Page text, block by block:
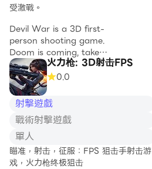
屍射擊並殺死它
從死去的敵人身上
賺取金幣，並用有
趣的服裝定制你的
英雄。
發現事件：單人奔
跑、無盡或金錢奔
波。
我們在戰場上等你
來一場偉大的冒
who loves Tank
Shooter 8-bit
(City in 1990)
with pixel art,
game boy,
handheld
games, mini
arcade, and
more.
HOW DO YOU
PLAY SUPER
TANK BATTLE?
- In Tank 1990
受激戰。
Devil War is a 3D first-
person shooting game.
Doom is coming, take
your sniper, ready to
eliminate all devils and
save human!
Experience the sniper
action game! Are you
ready for the challenges?
Gameplay:
火力枪: 3D射击FPS
0.0
射擊遊戲
戰術射擊遊戲
單人
瞄准，射击，征服：FPS 狙击手射击游
戏，火力枪终极狙击